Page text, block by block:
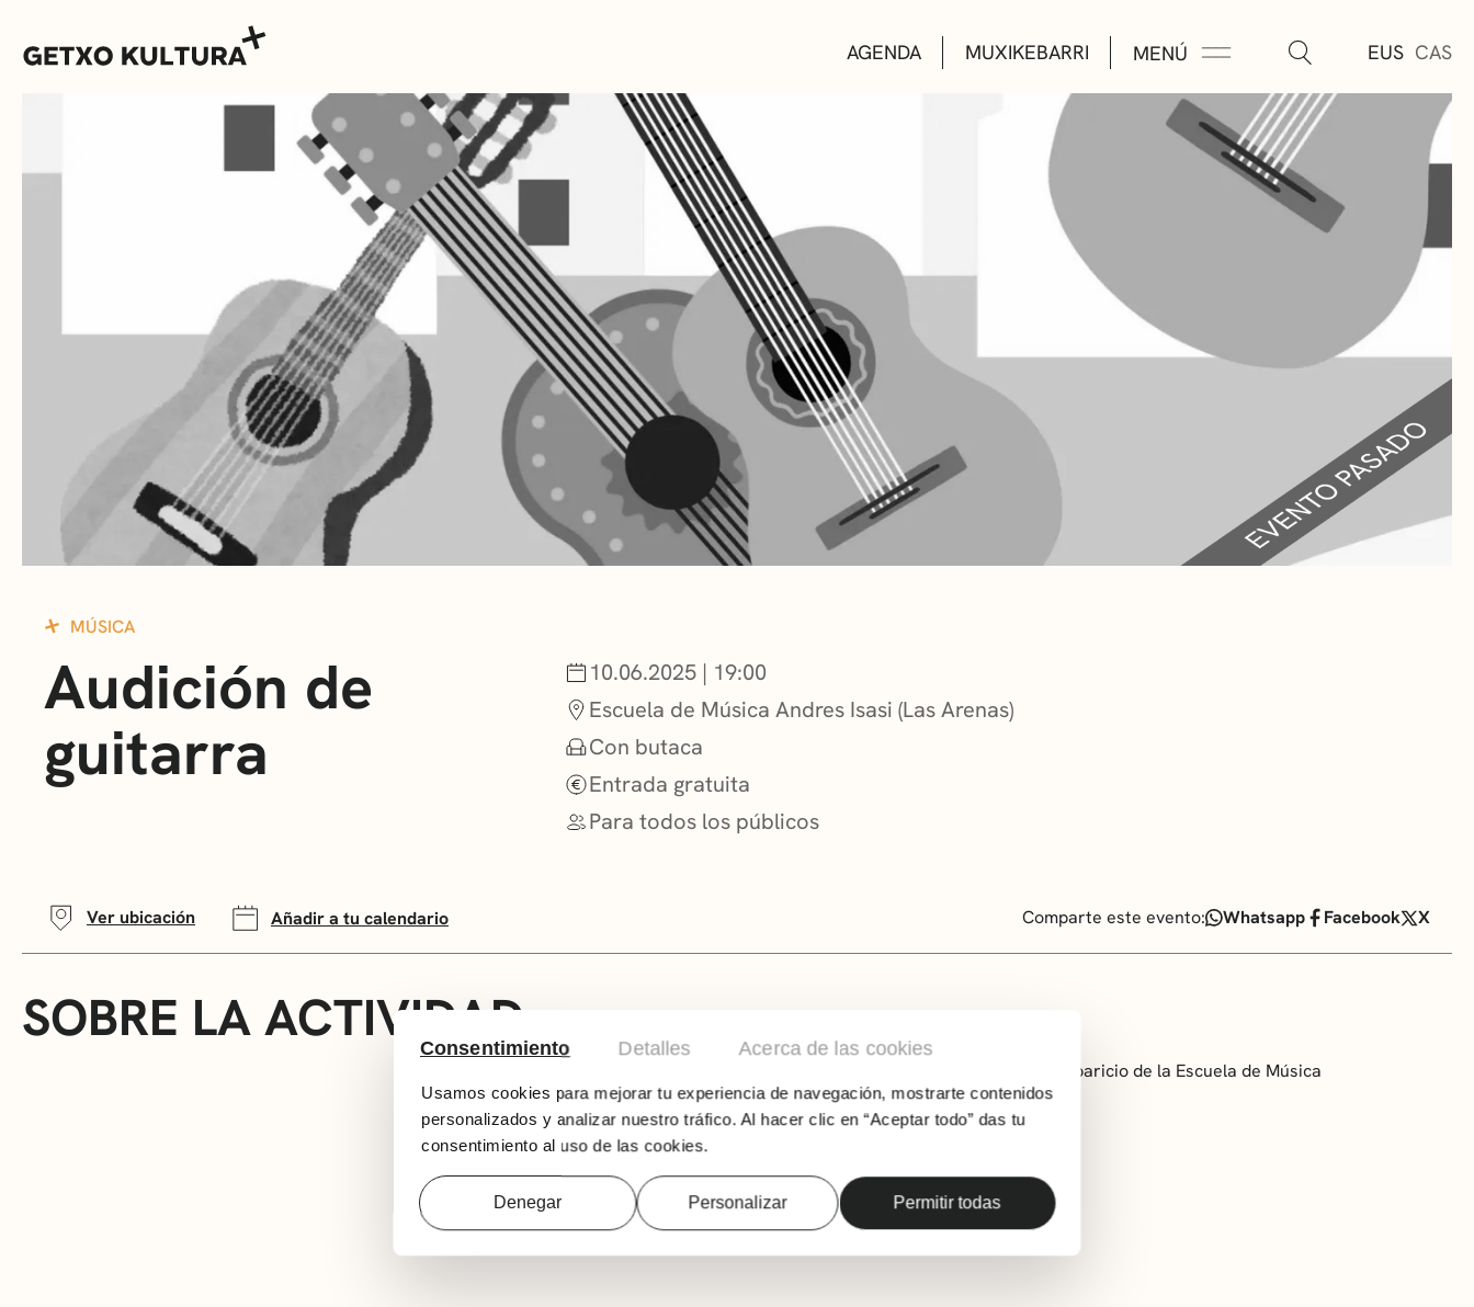
Consentimiento Detalles Acerca de las cookies
Usamos cookies para mejorar tu experiencia de navegación, mostrarte contenidos
personalizados y analizar nuestro tráfico. Al hacer clic en “Aceptar todo” das tu
consentimiento al uso de las cookies.
Denegar Personalizar Permitir todas
AGENDA MUXIKEBARRI MENÚ EUS CAS
MUXIKEBARRI
CONTACTO
ENTRADAS
AULAS DE CULTURA
BIBLIOTECAS
ESCUELA DE MÚSICA
CONVOCATORIAS
NOTICIAS
ASOCIACIONES CULTURALES
MÚSICA
Audición de
guitarra
10.06.2025 | 19:00
Escuela de Música Andres Isasi (Las Arenas)
Con butaca
Entrada gratuita
Para todos los públicos
Ver ubicación Añadir a tu calendario Comparte este evento: Whatsapp Facebook X
SOBRE LA ACTIVIDAD
Audición de guitarra del alumnado de la profesora Idoia Aparicio de la Escuela de Música
Andrés Isasi.
Programa de la actividad.
Entrada libre.